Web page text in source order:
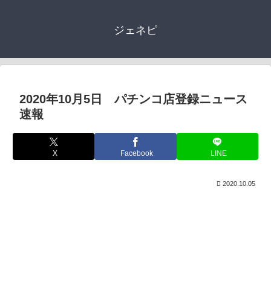
ジェネピ
2020年10月5日 パチンコ店登録ニュース
速報
X Facebook LINE
2020.10.05